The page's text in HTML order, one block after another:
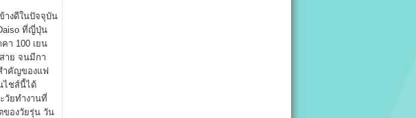
างดีในปัจจุบัน
ที่ญี่ปุ่น
า 100 เยน
าย จนมีกา
ำคัญของแฟ
ไชส์นี้ได้
วัยทำงานที่
ของวัยรุ่น วัน